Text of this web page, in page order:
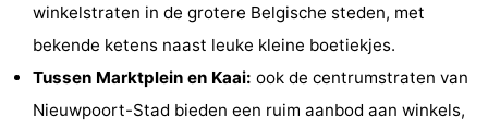
winkelstraten in de grotere Belgische steden, met
bekende ketens naast leuke kleine boetiekjes.
Tussen Marktplein en Kaai: ook de centrumstraten van
Nieuwpoort-Stad bieden een ruim aanbod aan winkels,